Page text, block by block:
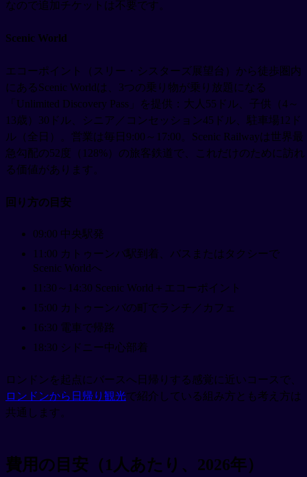
なので追加チケットは不要です。
Scenic World
エコーポイント（スリー・シスターズ展望台）から徒歩圏内
にあるScenic Worldは、3つの乗り物が乗り放題になる
「Unlimited Discovery Pass」を提供：大人55ドル、子供（4～
13歳）30ドル、シニア／コンセッション45ドル、駐車場12ド
ル（全日）。営業は毎日9:00～17:00。Scenic Railwayは世界最
急勾配の52度（128%）の旅客鉄道で、これだけのために訪れ
る価値があります。
回り方の目安
09:00 中央駅発
11:00 カトゥーンバ駅到着、バスまたはタクシーで
Scenic Worldへ
11:30～14:30 Scenic World＋エコーポイント
15:00 カトゥーンバの町でランチ／カフェ
16:30 電車で帰路
18:30 シドニー中心部着
ロンドンを起点にバースへ日帰りする感覚に近いコースで、
ロンドンから日帰り観光で紹介している組み方とも考え方は
共通します。
費用の目安（1人あたり、2026年）